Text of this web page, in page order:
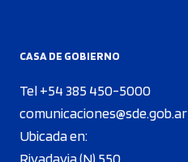
CASA DE GOBIERNO
Tel +54 385 450-5000
comunicaciones@sde.gob.ar
Ubicada en:
Rivadavia (N) 550